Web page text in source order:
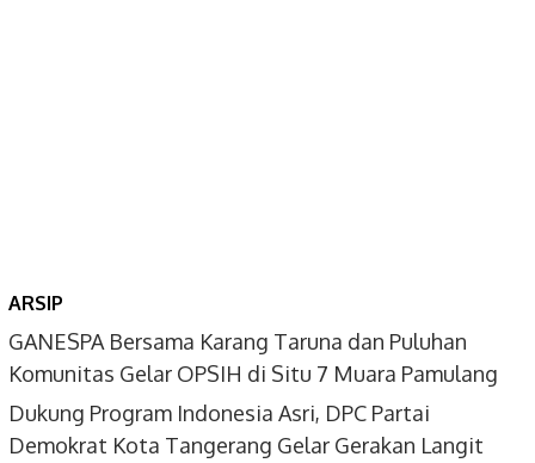
ARSIP
GANESPA Bersama Karang Taruna dan Puluhan
Komunitas Gelar OPSIH di Situ 7 Muara Pamulang
Dukung Program Indonesia Asri, DPC Partai
Demokrat Kota Tangerang Gelar Gerakan Langit